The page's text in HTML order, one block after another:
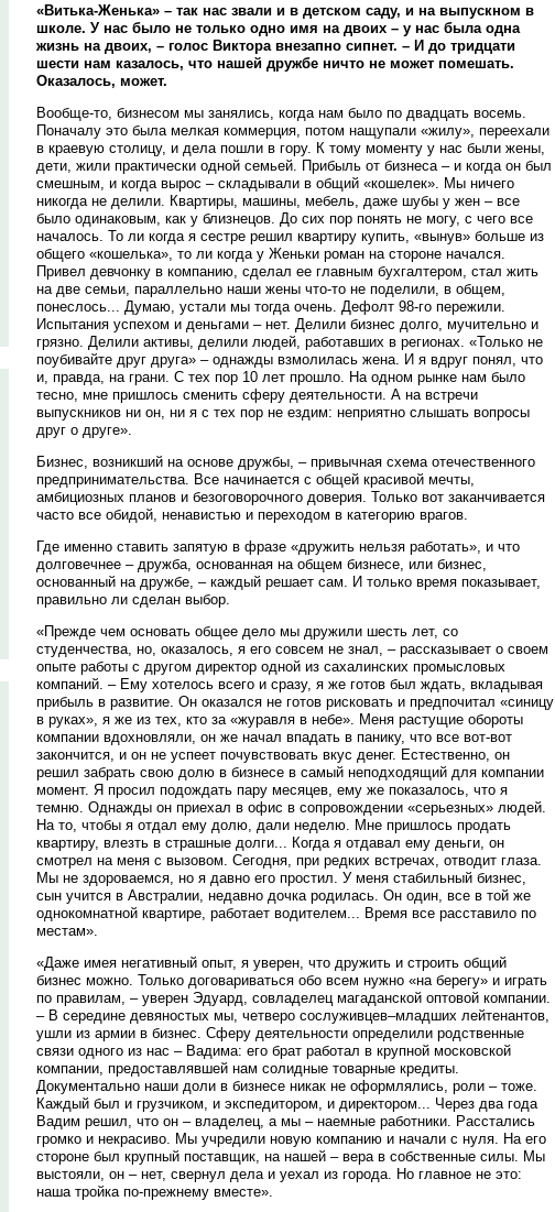
«Витька-Женька» – так нас звали и в детском саду, и на выпускном в
школе. У нас было не только одно имя на двоих – у нас была одна
жизнь на двоих, – голос Виктора внезапно сипнет. – И до тридцати
шести нам казалось, что нашей дружбе ничто не может помешать.
Оказалось, может.
Вообще-то, бизнесом мы занялись, когда нам было по двадцать восемь.
Поначалу это была мелкая коммерция, потом нащупали «жилу», переехали
в краевую столицу, и дела пошли в гору. К тому моменту у нас были жены,
дети, жили практически одной семьей. Прибыль от бизнеса – и когда он был
смешным, и когда вырос – складывали в общий «кошелек». Мы ничего
никогда не делили. Квартиры, машины, мебель, даже шубы у жен – все
было одинаковым, как у близнецов. До сих пор понять не могу, с чего все
началось. То ли когда я сестре решил квартиру купить, «вынув» больше из
общего «кошелька», то ли когда у Женьки роман на стороне начался.
Привел девчонку в компанию, сделал ее главным бухгалтером, стал жить
на две семьи, параллельно наши жены что-то не поделили, в общем,
понеслось... Думаю, устали мы тогда очень. Дефолт 98-го пережили.
Испытания успехом и деньгами – нет. Делили бизнес долго, мучительно и
грязно. Делили активы, делили людей, работавших в регионах. «Только не
поубивайте друг друга» – однажды взмолилась жена. И я вдруг понял, что
и, правда, на грани. С тех пор 10 лет прошло. На одном рынке нам было
тесно, мне пришлось сменить сферу деятельности. А на встречи
выпускников ни он, ни я с тех пор не ездим: неприятно слышать вопросы
друг о друге».
Бизнес, возникший на основе дружбы, – привычная схема отечественного
предпринимательства. Все начинается с общей красивой мечты,
амбициозных планов и безоговорочного доверия. Только вот заканчивается
часто все обидой, ненавистью и переходом в категорию врагов.
Где именно ставить запятую в фразе «дружить нельзя работать», и что
долговечнее – дружба, основанная на общем бизнесе, или бизнес,
основанный на дружбе, – каждый решает сам. И только время показывает,
правильно ли сделан выбор.
«Прежде чем основать общее дело мы дружили шесть лет, со
студенчества, но, оказалось, я его совсем не знал, – рассказывает о своем
опыте работы с другом директор одной из сахалинских промысловых
компаний. – Ему хотелось всего и сразу, я же готов был ждать, вкладывая
прибыль в развитие. Он оказался не готов рисковать и предпочитал «синицу
в руках», я же из тех, кто за «журавля в небе». Меня растущие обороты
компании вдохновляли, он же начал впадать в панику, что все вот-вот
закончится, и он не успеет почувствовать вкус денег. Естественно, он
решил забрать свою долю в бизнесе в самый неподходящий для компании
момент. Я просил подождать пару месяцев, ему же показалось, что я
темню. Однажды он приехал в офис в сопровождении «серьезных» людей.
На то, чтобы я отдал ему долю, дали неделю. Мне пришлось продать
квартиру, влезть в страшные долги... Когда я отдавал ему деньги, он
смотрел на меня с вызовом. Сегодня, при редких встречах, отводит глаза.
Мы не здороваемся, но я давно его простил. У меня стабильный бизнес,
сын учится в Австралии, недавно дочка родилась. Он один, все в той же
однокомнатной квартире, работает водителем... Время все расставило по
местам».
«Даже имея негативный опыт, я уверен, что дружить и строить общий
бизнес можно. Только договариваться обо всем нужно «на берегу» и играть
по правилам, – уверен Эдуард, совладелец магаданской оптовой компании.
– В середине девяностых мы, четверо сослуживцев–младших лейтенантов,
ушли из армии в бизнес. Сферу деятельности определили родственные
связи одного из нас – Вадима: его брат работал в крупной московской
компании, предоставлявшей нам солидные товарные кредиты.
Документально наши доли в бизнесе никак не оформлялись, роли – тоже.
Каждый был и грузчиком, и экспедитором, и директором... Через два года
Вадим решил, что он – владелец, а мы – наемные работники. Расстались
громко и некрасиво. Мы учредили новую компанию и начали с нуля. На его
стороне был крупный поставщик, на нашей – вера в собственные силы. Мы
выстояли, он – нет, свернул дела и уехал из города. Но главное не это:
наша тройка по-прежнему вместе».